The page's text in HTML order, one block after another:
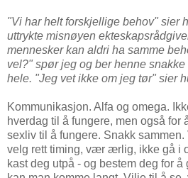
"Vi har helt forskjellige behov" sier
uttrykte misnøyen
mennesker kan aldri ha samme
vel?" spør jeg og ber henne
hele. "Jeg vet ikke om jeg tør" sier
Kommunikasjon. Alfa og omega.
hverdag til å fungere, men også for
sexliv til å fungere. Snakk
velg rett timing, vær ærlig, ikke gå i
kast deg utpå - og bestem deg for